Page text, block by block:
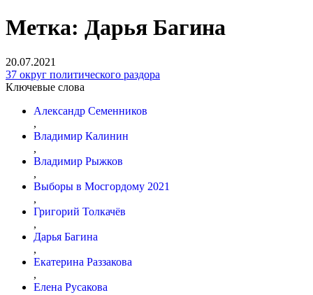
Метка: Дарья Багина
20.07.2021
37 округ политического раздора
Ключевые слова
Александр Семенников
,
Владимир Калинин
,
Владимир Рыжков
,
Выборы в Мосгордому 2021
,
Григорий Толкачёв
,
Дарья Багина
,
Екатерина Раззакова
,
Елена Русакова